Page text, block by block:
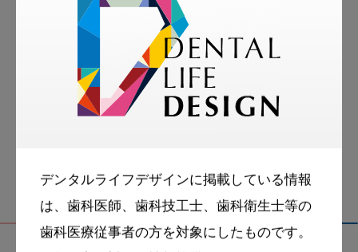
デンタルライフデザインに掲載している情報
は、歯科医師、歯科技工士、歯科衛生士等の
歯科医療従事者の方を対象にしたものです。
More Smile
お悩み相談室
スマイル＋アーカイブ